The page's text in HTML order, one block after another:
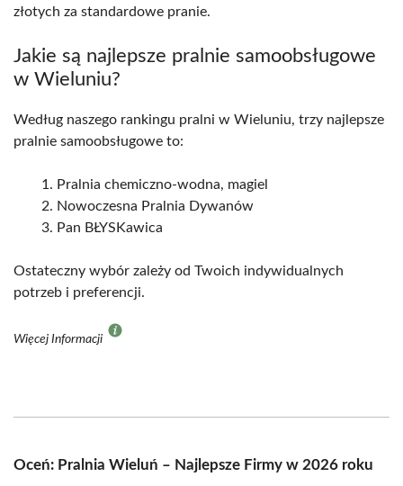
złotych za standardowe pranie.
Jakie są najlepsze pralnie samoobsługowe
w Wieluniu?
Według naszego rankingu pralni w Wieluniu, trzy najlepsze
pralnie samoobsługowe to:
Pralnia chemiczno-wodna, magiel
Nowoczesna Pralnia Dywanów
Pan BŁYSKawica
Ostateczny wybór zależy od Twoich indywidualnych
potrzeb i preferencji.
Więcej Informacji
Oceń: Pralnia Wieluń – Najlepsze Firmy w 2026 roku